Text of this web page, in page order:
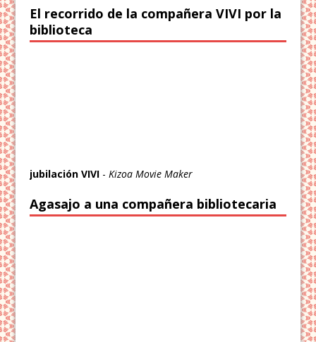
El recorrido de la compañera VIVI por la
biblioteca
jubilación VIVI -Kizoa Movie Maker
Agasajo a una compañera bibliotecaria